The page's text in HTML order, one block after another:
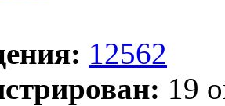
12562
19